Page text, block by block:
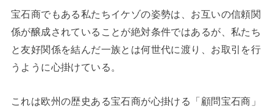
宝石商でもある私たちイケゾの姿勢は、お互いの信頼関
係が醸成されていることが絶対条件ではあるが、私たち
と友好関係を結んだ一族とは何世代に渡り、お取引を行
うように心掛けている。
これは欧州の歴史ある宝石商が心掛ける「顧問宝石商」